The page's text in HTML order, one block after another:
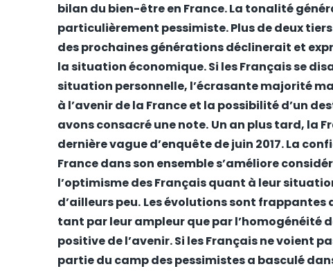
bilan du bien-être en France. La tonalité
particulièrement pessimiste. Plus de deux
des prochaines générations déclinerait et
la situation économique. Si les Français se
situation personnelle, l’écrasante majorité
à l’avenir de la France et la possibilité d’un
avonsconsacré une note. Un an plus tard, la
dernière vague d’enquête de juin 2017. La
France dans son ensemble s’améliore
l’optimisme des Français quant à leur
d’ailleurs peu. Les évolutions sont frappantes
tant par leur ampleur que par l’homogénéité
positive de l’avenir. Si les Français ne voient
partie du camp des pessimistes a basculé